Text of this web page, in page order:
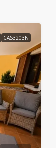
CAS3203N